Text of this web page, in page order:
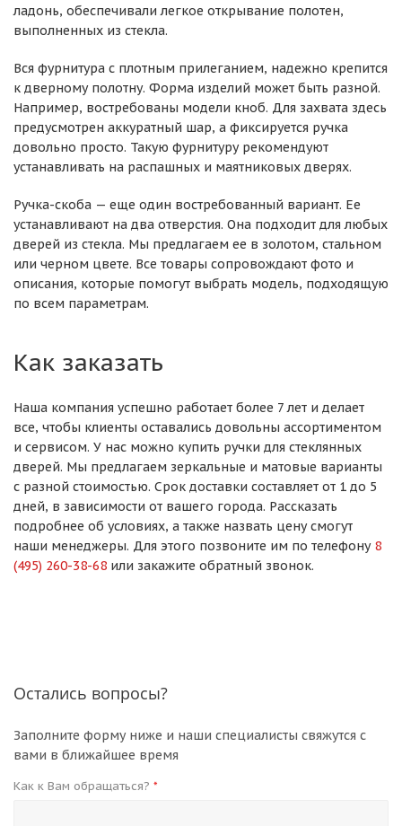
ладонь, обеспечивали легкое открывание полотен,
выполненных из стекла.
Вся фурнитура с плотным прилеганием, надежно крепится
к дверному полотну. Форма изделий может быть разной.
Например, востребованы модели кноб. Для захвата здесь
предусмотрен аккуратный шар, а фиксируется ручка
довольно просто. Такую фурнитуру рекомендуют
устанавливать на распашных и маятниковых дверях.
Ручка-скоба — еще один востребованный вариант. Ее
устанавливают на два отверстия. Она подходит для любых
дверей из стекла. Мы предлагаем ее в золотом, стальном
или черном цвете. Все товары сопровождают фото и
описания, которые помогут выбрать модель, подходящую
по всем параметрам.
Как заказать
Наша компания успешно работает более 7 лет и делает
все, чтобы клиенты оставались довольны ассортиментом
и сервисом. У нас можно купить ручки для стеклянных
дверей. Мы предлагаем зеркальные и матовые варианты
с разной стоимостью. Срок доставки составляет от 1 до 5
дней, в зависимости от вашего города. Рассказать
подробнее об условиях, а также назвать цену смогут
наши менеджеры. Для этого позвоните им по телефону 8
(495) 260-38-68 или закажите обратный звонок.
Остались вопросы?
Заполните форму ниже и наши специалисты свяжутся с
вами в ближайшее время
Как к Вам обращаться? *